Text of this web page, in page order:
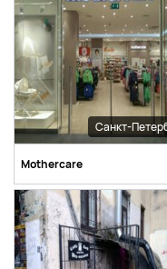
Санкт-
Mothercare